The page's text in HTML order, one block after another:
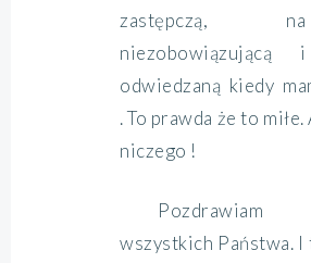
zastępczą,
odwiedzaną kiedy
. To prawda że to
niczego !
Pozdrawiam
wszystkich Państwa.